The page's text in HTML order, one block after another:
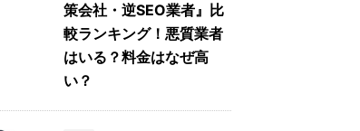
策会社・逆SEO業者』比
較ランキング！悪質業者
はいる？料金はなぜ高
い？